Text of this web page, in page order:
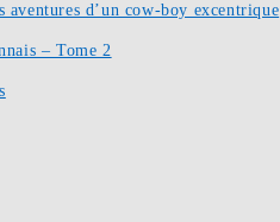
d’un cow-boy excentrique
– Tome 2